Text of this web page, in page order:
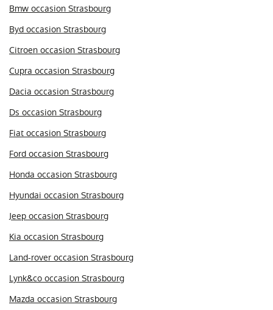
Bmw occasion Strasbourg
Byd occasion Strasbourg
Citroen occasion Strasbourg
Cupra occasion Strasbourg
Dacia occasion Strasbourg
Ds occasion Strasbourg
Fiat occasion Strasbourg
Ford occasion Strasbourg
Honda occasion Strasbourg
Hyundai occasion Strasbourg
Jeep occasion Strasbourg
Kia occasion Strasbourg
Land-rover occasion Strasbourg
Lynk&co occasion Strasbourg
Mazda occasion Strasbourg